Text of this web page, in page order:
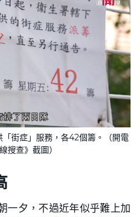
街症」服務，各42個籌。（開電
搜查》截圖）
一夕，不過近年似乎難上加